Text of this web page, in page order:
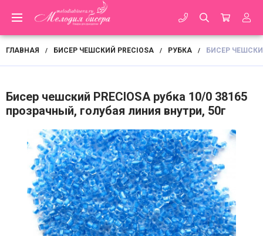
ГЛАВНАЯ / БИСЕР ЧЕШСКИЙ PRECIOSA / РУБКА / БИСЕР
Бисер чешский PRECIOSA рубка 10/0 38165
прозрачный, голубая линия внутри, 50г